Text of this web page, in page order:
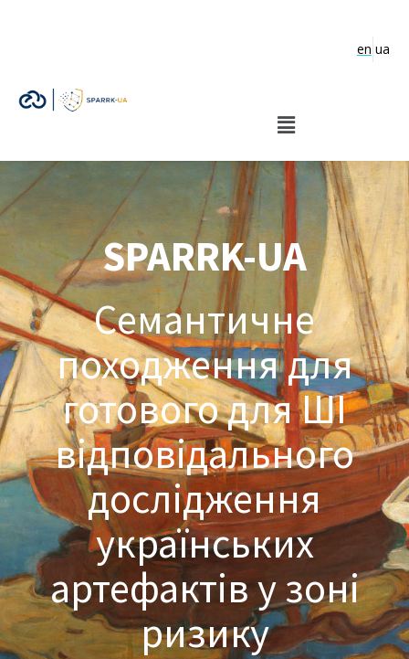
en ua
SPARRK-UA
Семантичне
походження для
готового для ШІ
відповідального
дослідження
українських
артефактів у зоні
ризику